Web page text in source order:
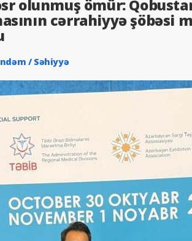
olunmuş ömür:
cərrahiyyə şöbəsi
/ Səhiyyə